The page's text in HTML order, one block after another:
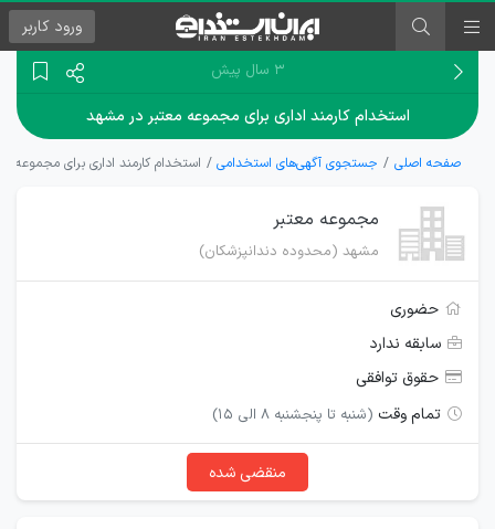
ورود کاربر
۳ سال پیش
استخدام کارمند اداری برای مجموعه معتبر در مشهد
صفحه اصلی جستجوی آگهی‌های استخدامی استخدام کارمند اداری برای مجموعه
مجموعه معتبر
مشهد (محدوده دندانپزشکان)
حضوری
سابقه ندارد
حقوق توافقی
تمام وقت (شنبه تا پنجشنبه 8 الی 15)
منقضی شده